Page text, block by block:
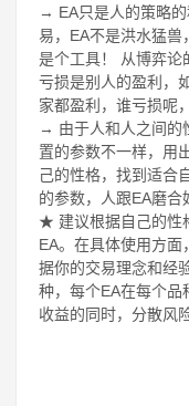
→ EA只是人的策略
易，EA不是洪水猛兽
是个工具！ 从博弈论
亏损是别人的盈利，
家都盈利，谁亏损呢
→ 由于人和人之间的
置的参数不一样，用
己的性格，找到适合
的参数，人跟EA磨合
★ 建议根据自己的性
EA。在具体使用方面
据你的交易理念和经
种，每个EA在每个品
收益的同时，分散风